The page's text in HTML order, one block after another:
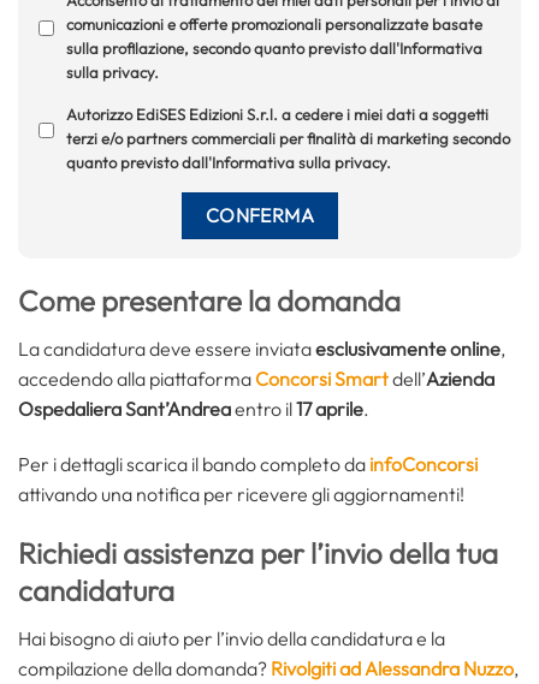
comunicazioni e offerte promozionali personalizzate basate
sulla profilazione, secondo quanto previsto dall'Informativa
sulla privacy.
Autorizzo EdiSES Edizioni S.r.l. a cedere i miei dati a soggetti
terzi e/o partners commerciali per finalità di marketing secondo
quanto previsto dall'Informativa sulla privacy.
Come presentare la domanda
La candidatura deve essere inviataesclusivamente online,
accedendo alla piattaformaConcorsi Smartdell’Azienda
Ospedaliera Sant’Andreaentro il17 aprile.
Per i dettagli scarica il bando completo da infoConcorsi
attivando una notifica per ricevere gli aggiornamenti!
Richiedi assistenza per l’invio della tua
candidatura
Hai bisogno di aiuto per l’invio della candidatura e la
compilazione della domanda? Rivolgiti ad Alessandra Nuzzo,